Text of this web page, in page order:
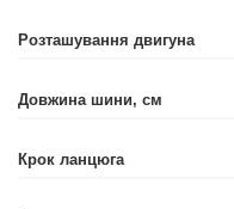
Розташування двигуна
Довжина шини, см
Крок ланцюга